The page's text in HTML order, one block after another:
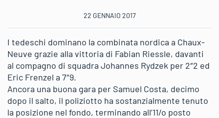
22 GENNAIO 2017
I tedeschi dominano la combinata nordica a Chaux-
Neuve grazie alla vittoria di Fabian Riessle, davanti
al compagno di squadra Johannes Rydzek per 2″2 ed
Eric Frenzel a 7″9.
Ancora una buona gara per Samuel Costa, decimo
dopo il salto, il poliziotto ha sostanzialmente tenuto
la posizione nel fondo, terminando all’11/o posto